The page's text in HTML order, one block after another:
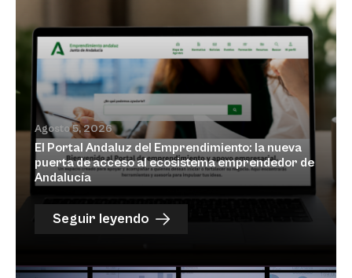
Agosto 5, 2026
El Portal Andaluz del Emprendimiento: la nueva
puerta de acceso al ecosistema emprendedor de
Andalucía
Seguir leyendo